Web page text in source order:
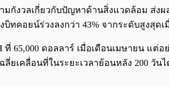
มกังวลเกี่ยวกับปัญหาด้านสิ่งแวดล้อม ส่
คอยน์ร่วงลงกว่า 43% จากระดับสูงสุดเ
65,000 ดอลลาร์ เมื่อเดือนเมษายน แ
ยเคลื่อนที่ในระยะเวลาย้อนหลัง 200 วั